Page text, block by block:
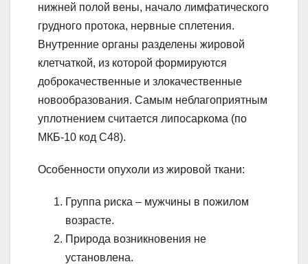
нижней полой вены, начало лимфатического
грудного протока, нервные сплетения.
Внутренние органы разделены жировой
клетчаткой, из которой формируются
доброкачественные и злокачественные
новообразования. Самым неблагоприятным
уплотнением считается липосаркома (по
МКБ-10 код С48).
Особенности опухоли из жировой ткани:
Группа риска – мужчины в пожилом
возрасте.
Природа возникновения не
установлена.